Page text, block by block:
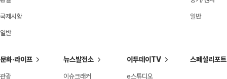
국제시황
일반
일반
문화·라이프
관광
뉴스발전소
이슈크래커
이투데이TV
e스튜디오
스페셜리포트